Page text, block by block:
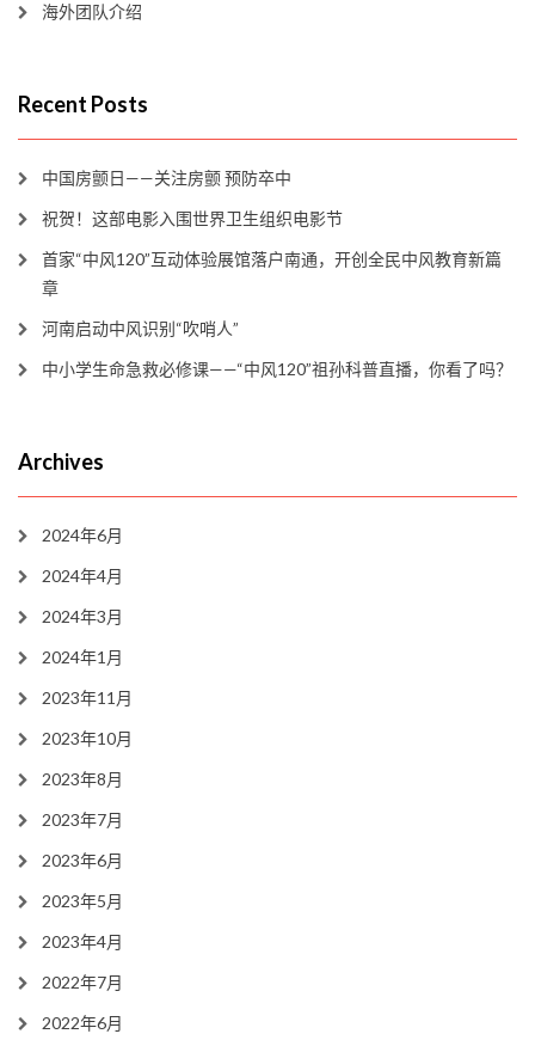
海外团队介绍
Recent Posts
中国房颤日——关注房颤 预防卒中
祝贺！这部电影入围世界卫生组织电影节
首家“中风120”互动体验展馆落户南通，开创全民中风教育新篇
章
河南启动中风识别“吹哨人”
中小学生命急救必修课——“中风120”祖孙科普直播，你看了吗？
Archives
2024年6月
2024年4月
2024年3月
2024年1月
2023年11月
2023年10月
2023年8月
2023年7月
2023年6月
2023年5月
2023年4月
2022年7月
2022年6月